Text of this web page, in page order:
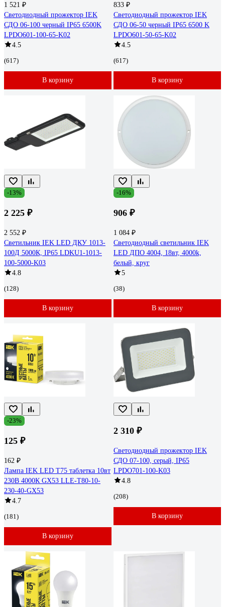
1 521 ₽
Светодиодный прожектор IEK
СДО 06-100 черный IP65 6500K
LPDO601-100-65-K02
4.5
(617)
В корзину
833 ₽
Светодиодный прожектор IEK
СДО 06-50 черный IP65 6500 K
LPDO601-50-65-K02
4.5
(617)
В корзину
-13%
2 225 ₽
2 552 ₽
Светильник IEK LED ДКУ 1013-
100Д 5000К, IP65 LDKU1-1013-
100-5000-K03
4.8
(128)
В корзину
-16%
906 ₽
1 084 ₽
Светодиодный светильник IEK
LED ДПО 4004, 18вт, 4000k,
белый, круг
5
(38)
В корзину
-23%
125 ₽
162 ₽
Лампа IEK LED T75 таблетка 10вт
230В 4000К GX53 LLE-T80-10-
230-40-GX53
4.7
(181)
В корзину
2 310 ₽
Светодиодный прожектор IEK
СДО 07-100, серый, IP65
LPDO701-100-K03
4.8
(208)
В корзину